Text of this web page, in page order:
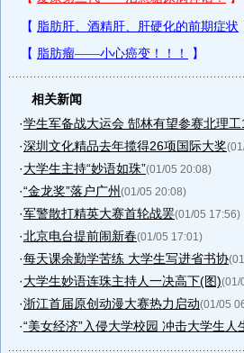
相关新闻
·学生军备战大运会 郜林有望参赛北理
·深圳文化精品去年揽得26项国际大奖
·大学生主持“妙语如珠”(01/05 20:08)
·“金龙奖”落户广州 (01/05 20:08)
·军警散打精英大赛首轮战罢(01/05 17:56)
·北京电台提前闹新春(01/05 17:01)
·每天课余勤学苦练 大学生写进省书协
·大学生妙语连珠主持人一决高下(图)(01/
·浙江首届原创动漫大赛热力启动(01/05
·“美女经济”入侵大学校园 冲击大学生人